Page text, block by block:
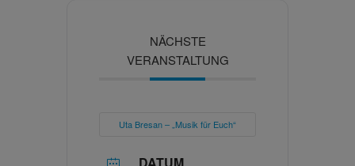
NÄCHSTE
VERANSTALTUNG
Uta Bresan – „Musik für Euch“
DATUM